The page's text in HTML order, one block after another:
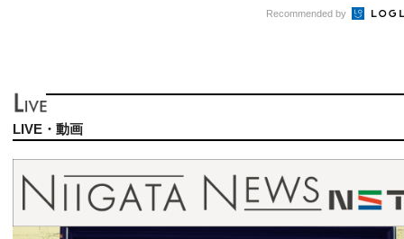
Recommended by
LIVE・動画